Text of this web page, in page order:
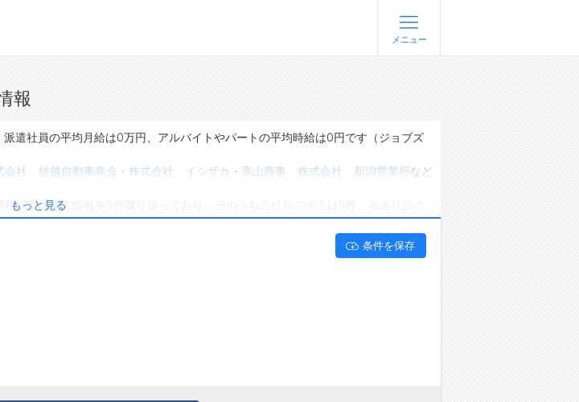
について
募書類の書き方・面接対策な
ム
ジョブズゴーについて
会社概要
メニュー
報
遣社員の平均月給は0万円、アルバイトやパートの平均時給は0円です（ジョブズ
会社 信越自動車商会 ・ 株式会社 イシザカ ・ 高山商事 株式会社 新潟営業所など
崎市の求人情報を5件取り扱っており、そのうち
から50代・60代以上の方の再就職も可能です。 新潟県柏崎市でルートセールスの
ださいね。
もっと見る
条件を保存